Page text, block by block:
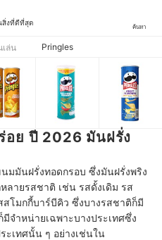
สิ่งที่ดีที่สุด
ค้นหา
ล่น Pringles
อย ปี 2026 มันฝรั่ง
มมันฝรั่งทอดกรอบ ซึ่งมันฝรั่งพริง
ลายรสชาติ เช่น รสดั้งเดิม รส
โมกกี้บาร์บีคิว ซึ่งบางรสชาติก็มี
จำหน่ายเฉพาะบางประเทศซึ่ง
ะเทศนั้น ๆ อย่างเช่นใน